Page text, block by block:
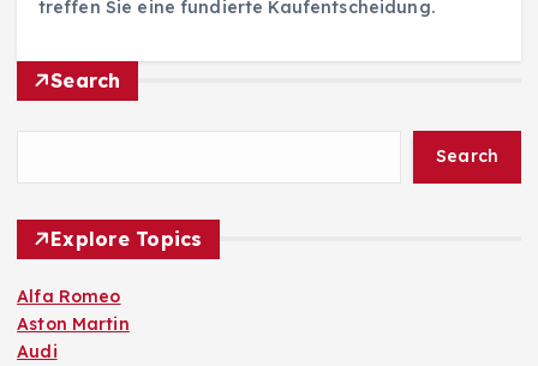
treffen Sie eine fundierte Kaufentscheidung.
Search
Search
Explore Topics
Alfa Romeo
Aston Martin
Audi